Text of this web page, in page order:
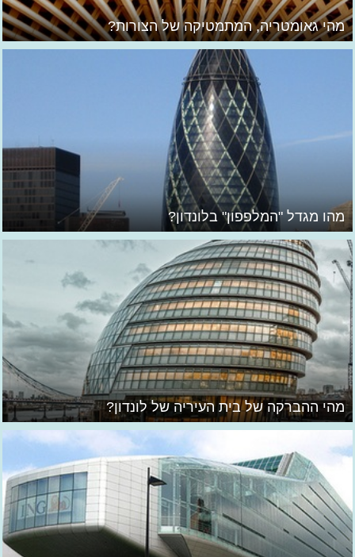
מהי גאומטריה, המתמטיקה של הצורות?
מהו מגדל "המלפפון" בלונדון?
מהי ההברקה של בית העיריה של לונדון?